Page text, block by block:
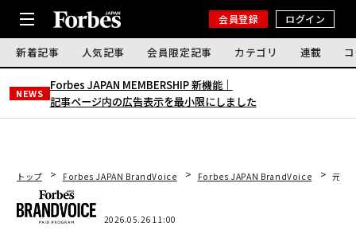
会員登録 ログイン
新着記事 人気記事 会員限定記事 カテゴリ 連載
NEWS
Forbes JAPAN MEMBERSHIP 新機能｜
記事ページ内の広告表示を最小限にしました
トップ Forbes JAPAN BrandVoice Forbes JAPAN BrandVoice 元警
2026.05.26 11:00